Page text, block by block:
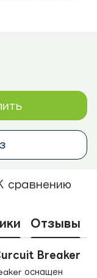
сравнению
Отзывы
Breaker
оснащен